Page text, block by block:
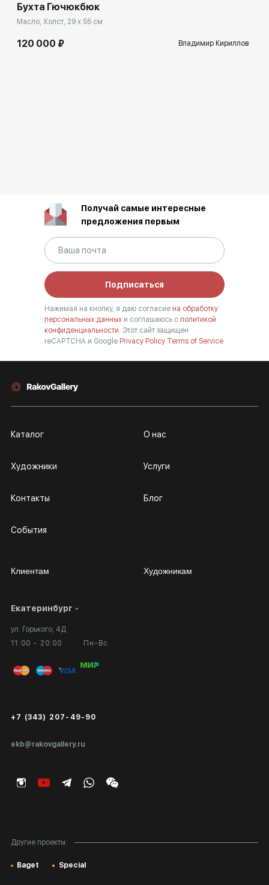
Бухта Гючюкбюк
Масло, Холст, 29 x 55 см
120 000 ₽ Владимир Кириллов
Получай самые интересные
предложения первым
Подписаться
Нажимая на кнопку, я даю согласие на обработку
персональных данных и соглашаюсь с политикой
конфиденциальности. Этот сайт защищен
reCAPTCHA и Google Privacy Policy Terms of Service
Екатеринбург
ул. Горького, 4Д
11:00 - 20:00
Пн-Вс
ekb@rakovgallery.ru
+7 (343) 207-49-90
Каталог
Художники
Контакты
События
О нас
Услуги
Блог
Другие проекты:
Baget Special
Клиентам
Личный кабинет
Вопросы и ответы
Публичная оферта
Экспертиза/Вывоз за границу
Подарочные сертификаты
Художникам
Сотрудничество
Выставка в галерее